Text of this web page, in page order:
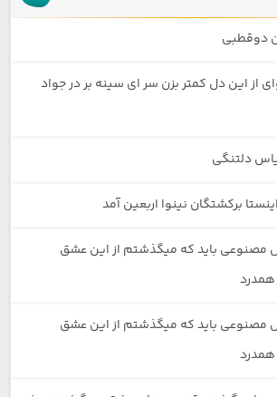
دوقطبی
از این دل کمتر بزن سر ای سینه بر در جواد
دلتنگی
برکشتگان نینوا اربعین آمد
باید که میگذشتم از این عشق
باید که میگذشتم از این عشق